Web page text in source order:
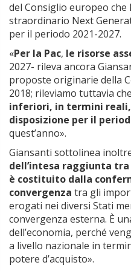
del Consiglio europeo
straordinario Next
per il periodo 2021-2027.
«Per la Pac, le risorse
2027- rileva ancora
proposte originarie della
2018; rileviamo tuttavia che
inferiori, in termini reali,
disposizione per il
quest’anno».
Giansanti sottolinea
dell’intesa raggiunta
è costituito dalla
convergenza tra gli
erogati nei diversi Stati
convergenza esterna. È
dell’economia, perché
a livello nazionale in
potere d’acquisto».